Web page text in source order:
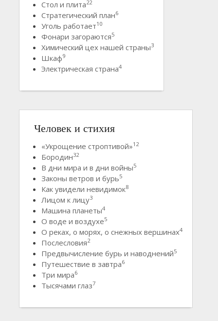
Стол и плита22
Стратегический план6
Уголь работает10
Фонари загораются5
Химический цех нашей страны3
Шкаф9
Электрическая страна4
Человек и стихия
«Укрощение строптивой»12
Бородин32
В дни мира и в дни войны5
Законы ветров и бурь5
Как увидели невидимок8
Лицом к лицу3
Машина планеты4
О воде и воздухе5
О реках, о морях, о снежных вершинах4
Послесловия2
Предвычисление бурь и наводнений5
Путешествие в завтра6
Три мира6
Тысячами глаз7